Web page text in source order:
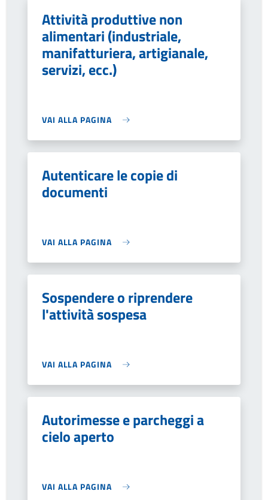
Attività produttive non
alimentari (industriale,
manifatturiera, artigianale,
servizi, ecc.)
VAI ALLA PAGINA
Autenticare le copie di
documenti
VAI ALLA PAGINA
Sospendere o riprendere
l'attività sospesa
VAI ALLA PAGINA
Autorimesse e parcheggi a
cielo aperto
VAI ALLA PAGINA